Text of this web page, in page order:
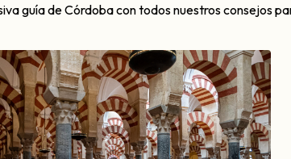
guía de Córdoba con todos nuestros consejos